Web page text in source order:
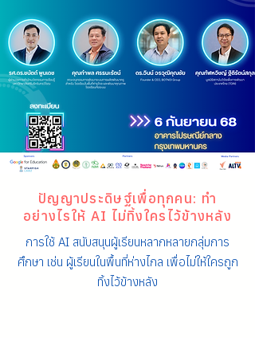
ปัญญาประดิษฐ์เพื่อทุกคน: ทำ
อย่างไรให้ AI ไม่ทิ้งใครไว้ข้างหลัง
การใช้ AI สนับสนุนผู้เรียนหลากหลายกลุ่มการ
ศึกษา เช่น ผู้เรียนในพื้นที่ห่างไกล เพื่อไม่ให้ใครถูก
ทิ้งไว้ข้างหลัง